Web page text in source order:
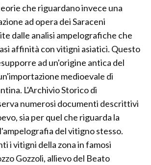
che riguardano invece una
ad opera dei Saraceni
dalle analisi ampelografiche che
affinità con vitigni asiatici. Questo
ad un'origine antica del
medioevale di
L'Archivio Storico di
numerosi documenti descrittivi
sia per quel che riguarda la
del vitigno stesso.
i vitigni della zona in famosi
Gozzoli, allievo del Beato